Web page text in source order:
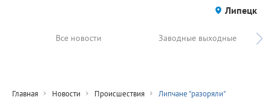
Липецк
Все новости Заводные выходные
Главная Новости Происшествия
Липчане "разоряли"